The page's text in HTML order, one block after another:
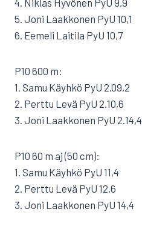
4. Niklas Hyvönen PyU 9,9
5. Joni Laakkonen PyU 10,1
6. Eemeli Laitila PyU 10,7
P10 600 m:
1. Samu Käyhkö PyU 2.09,2
2. Perttu Levä PyU 2.10,6
3. Joni Laakkonen PyU 2.14,4
P10 60 m aj (50 cm):
1. Samu Käyhkö PyU 11,4
2. Perttu Levä PyU 12,6
3. Joni Laakkonen PyU 14,4